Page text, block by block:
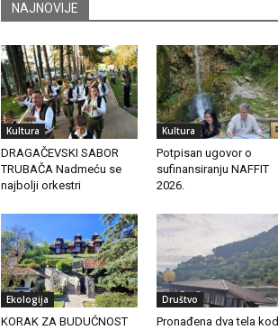
NAJNOVIJE
Kultura
DRAGAČEVSKI SABOR
TRUBAČA Nadmeću se
najbolji orkestri
Kultura
Potpisan ugovor o
sufinansiranju NAFFIT
2026.
Ekologija
KORAK ZA BUDUĆNOST
Društvo
Pronađena dva tela kod